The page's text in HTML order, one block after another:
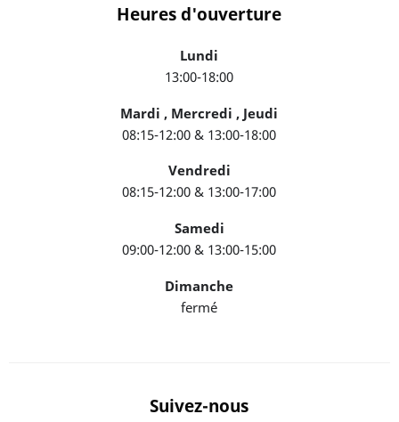
Heures d'ouverture
Lundi
13:00-18:00
Mardi , Mercredi , Jeudi
08:15-12:00 & 13:00-18:00
Vendredi
08:15-12:00 & 13:00-17:00
Samedi
09:00-12:00 & 13:00-15:00
Dimanche
fermé
Suivez-nous